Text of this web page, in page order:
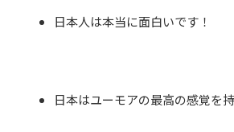
日本人は本当に面白いです！
日本はユーモアの最高の感覚を